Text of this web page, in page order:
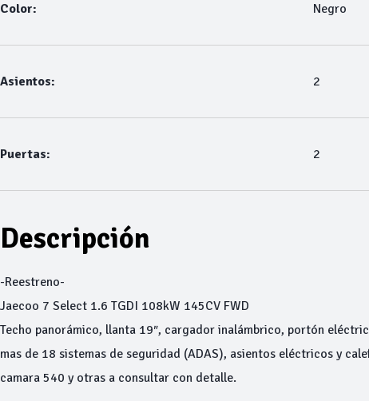
Color: Negro
Asientos: 2
Puertas: 2
Descripción
-Reestreno-
Jaecoo 7 Select 1.6 TGDI 108kW 145CV FWD
Techo panorámico, llanta 19″, cargador inalámbrico, portón
mas de 18 sistemas de seguridad (ADAS), asientos eléctricos y
camara 540 y otras a consultar con detalle.